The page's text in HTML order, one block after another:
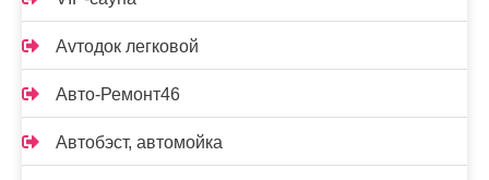
Аvтодок легковой
Авто-Ремонт46
Автобэст, автомойка